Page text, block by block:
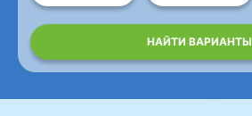
НАЙТИ ВАРИАНТЫ